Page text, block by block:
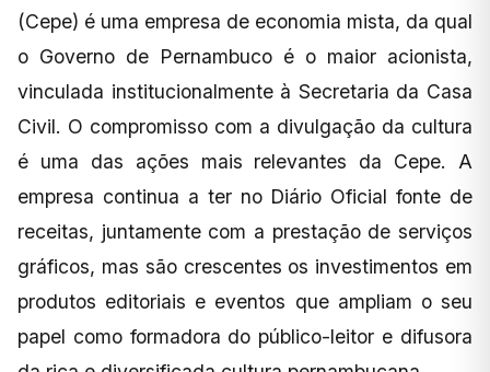
(Cepe) é uma empresa de economia mista, da qual
o Governo de Pernambuco é o maior acionista,
vinculada institucionalmente à Secretaria da Casa
Civil. O compromisso com a divulgação da cultura
é uma das ações mais relevantes da Cepe. A
empresa continua a ter no Diário Oficial fonte de
receitas, juntamente com a prestação de serviços
gráficos, mas são crescentes os investimentos em
produtos editoriais e eventos que ampliam o seu
papel como formadora do público-leitor e difusora